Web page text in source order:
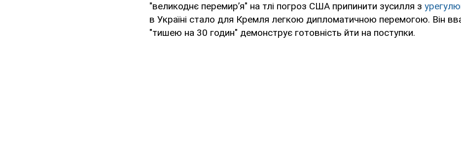
"великоднє перемир’я" на тлі погроз США припинити зусилля з
в Україні стало для Кремля легкою дипломатичною перемогою. Він
"тишею на 30 годин" демонструє готовність йти на поступки.